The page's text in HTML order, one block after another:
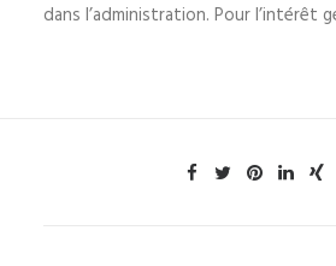
dans l’administration. Pour l’intérêt